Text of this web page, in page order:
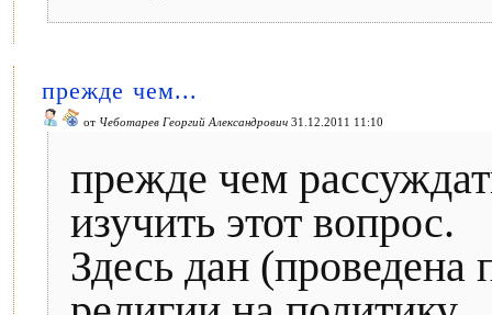
прежде чем...
от Чеботарев Георгий Александрович 31.12.2011 11:10
прежде чем
изучить этот вопрос.
Здесь дан (проведена